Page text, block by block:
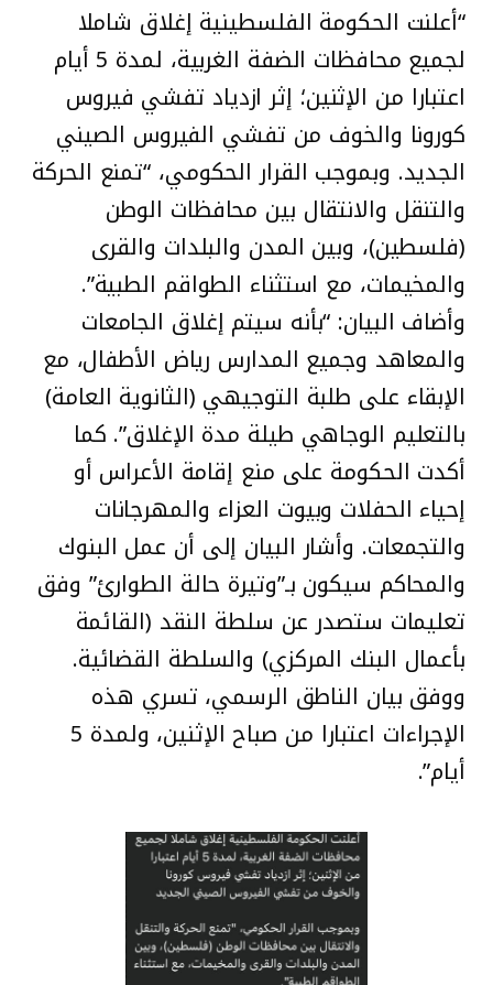
“أعلنت الحكومة الفلسطينية إغلاق شاملا
لجميع محافظات الضفة الغربية، لمدة 5 أيام
اعتبارا من الإثنين؛ إثر ازدياد تفشي فيروس
كورونا والخوف من تفشي الفيروس الصيني
الجديد. وبموجب القرار الحكومي، “تمنع الحركة
والتنقل والانتقال بين محافظات الوطن
(فلسطين)، وبين المدن والبلدات والقرى
والمخيمات، مع استثناء الطواقم الطبية”.
وأضاف البيان: “بأنه سيتم إغلاق الجامعات
والمعاهد وجميع المدارس رياض الأطفال، مع
الإبقاء على طلبة التوجيهي (الثانوية العامة)
بالتعليم الوجاهي طيلة مدة الإغلاق”. كما
أكدت الحكومة على منع إقامة الأعراس أو
إحياء الحفلات وبيوت العزاء والمهرجانات
والتجمعات. وأشار البيان إلى أن عمل البنوك
والمحاكم سيكون بـ”وتيرة حالة الطوارئ” وفق
تعليمات ستصدر عن سلطة النقد (القائمة
بأعمال البنك المركزي) والسلطة القضائية.
ووفق بيان الناطق الرسمي، تسري هذه
الإجراءات اعتبارا من صباح الإثنين، ولمدة 5
أيام”.